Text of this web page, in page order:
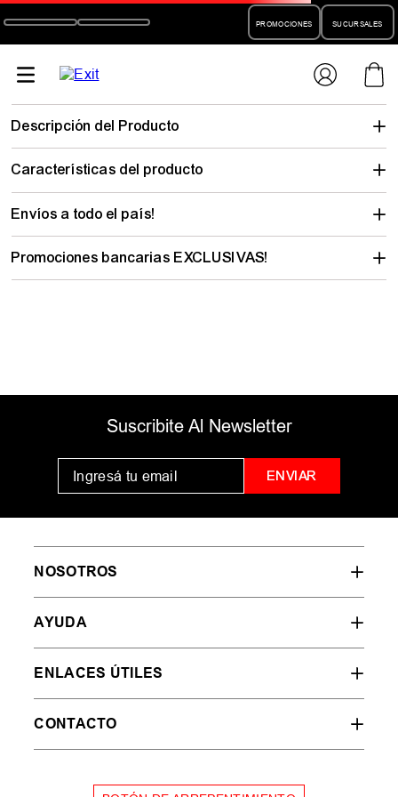
PROMOCIONES SUCURSALES
Descripción del Producto
Características del producto
Envíos a todo el país!
Promociones bancarias EXCLUSIVAS!
Suscribite Al Newsletter
ENVIAR
NOSOTROS
AYUDA
ENLACES ÚTILES
CONTACTO